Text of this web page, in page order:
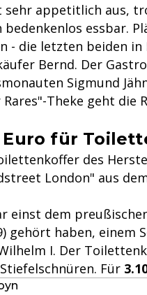
sehr appetitlich aus,
bedenkenlos essbar.
- die letzten beiden
Bernd. Der
Sigmund
Theke geht
Euro für
des
London" aus
einst dem
gehört haben, einem
I. Der
Für